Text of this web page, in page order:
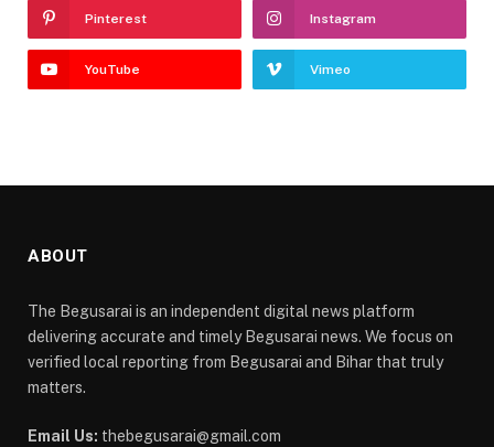
Pinterest Instagram
YouTube Vimeo
ABOUT
The Begusarai is an independent digital news platform
delivering accurate and timely Begusarai news. We focus on
verified local reporting from Begusarai and Bihar that truly
matters.
Email Us: thebegusarai@gmail.com